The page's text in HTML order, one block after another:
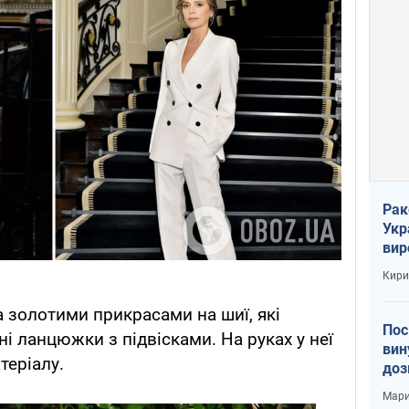
золотими прикрасами на шиї, які
ланцюжки з підвісками. На руках у неї